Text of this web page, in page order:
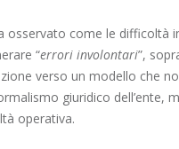
osservato come le difficoltà
“errori involontari”,
verso un modello che
giuridico dell’ente,
operativa.